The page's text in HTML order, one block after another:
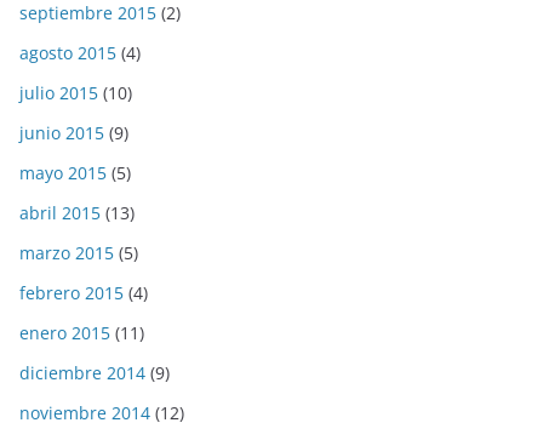
septiembre 2015 (2)
agosto 2015 (4)
julio 2015 (10)
junio 2015 (9)
mayo 2015 (5)
abril 2015 (13)
marzo 2015 (5)
febrero 2015 (4)
enero 2015 (11)
diciembre 2014 (9)
noviembre 2014 (12)